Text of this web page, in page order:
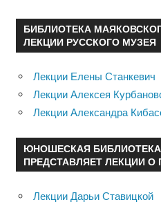
БИБЛИОТЕКА
ЛЕКЦИИ РУССКОГО МУЗЕЯ
Лекции Елены Станкевич
Лекции Алексея
Лекции Александра
ЮНОШЕСКАЯ БИБЛИОТЕКА
ПРЕДСТАВЛЯЕТ ЛЕКЦИИ О
Лекции Дарьи Ставицкой